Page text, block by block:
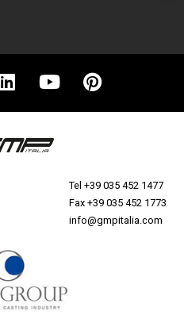
Tel +39 035 452 1477
Fax +39 035 452 1773
info@gmpitalia.com